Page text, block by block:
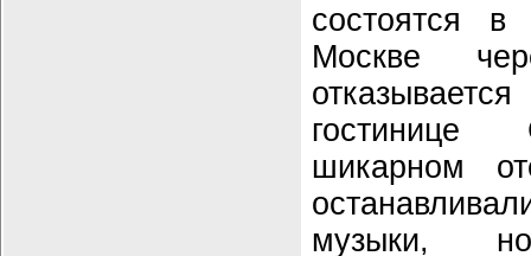
состоятся в
Москве
гостинице
шикарном
музыки,